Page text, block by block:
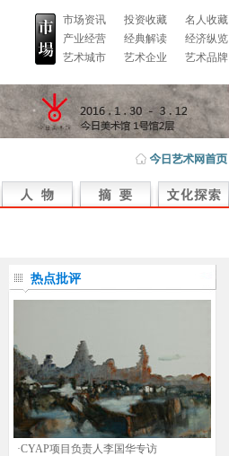
市场资讯
产业经营
艺术城市
投资收藏
经典解读
艺术企业
名人收藏
经济纵览
艺术品牌
热点批评
·CYAP项目负责人李国华专访